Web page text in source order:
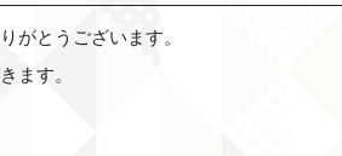
がとうございます。
ます。